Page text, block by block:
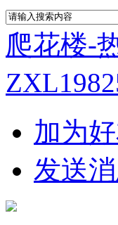
爬花楼-
加为
发送